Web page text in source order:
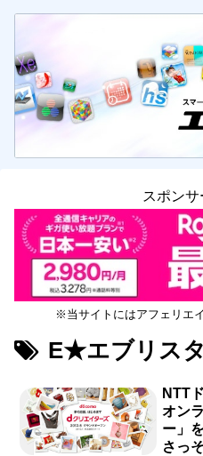
スポンサ
※当サイトにはアフェリエ
E★エブリスタ
NTT
オン
ー」
さっ